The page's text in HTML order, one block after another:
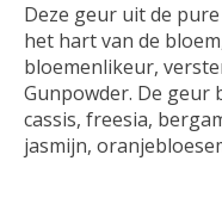
Deze geur uit de
het hart van de
bloemenlikeur,
Gunpowder. De geur
cassis, freesia,
jasmijn,